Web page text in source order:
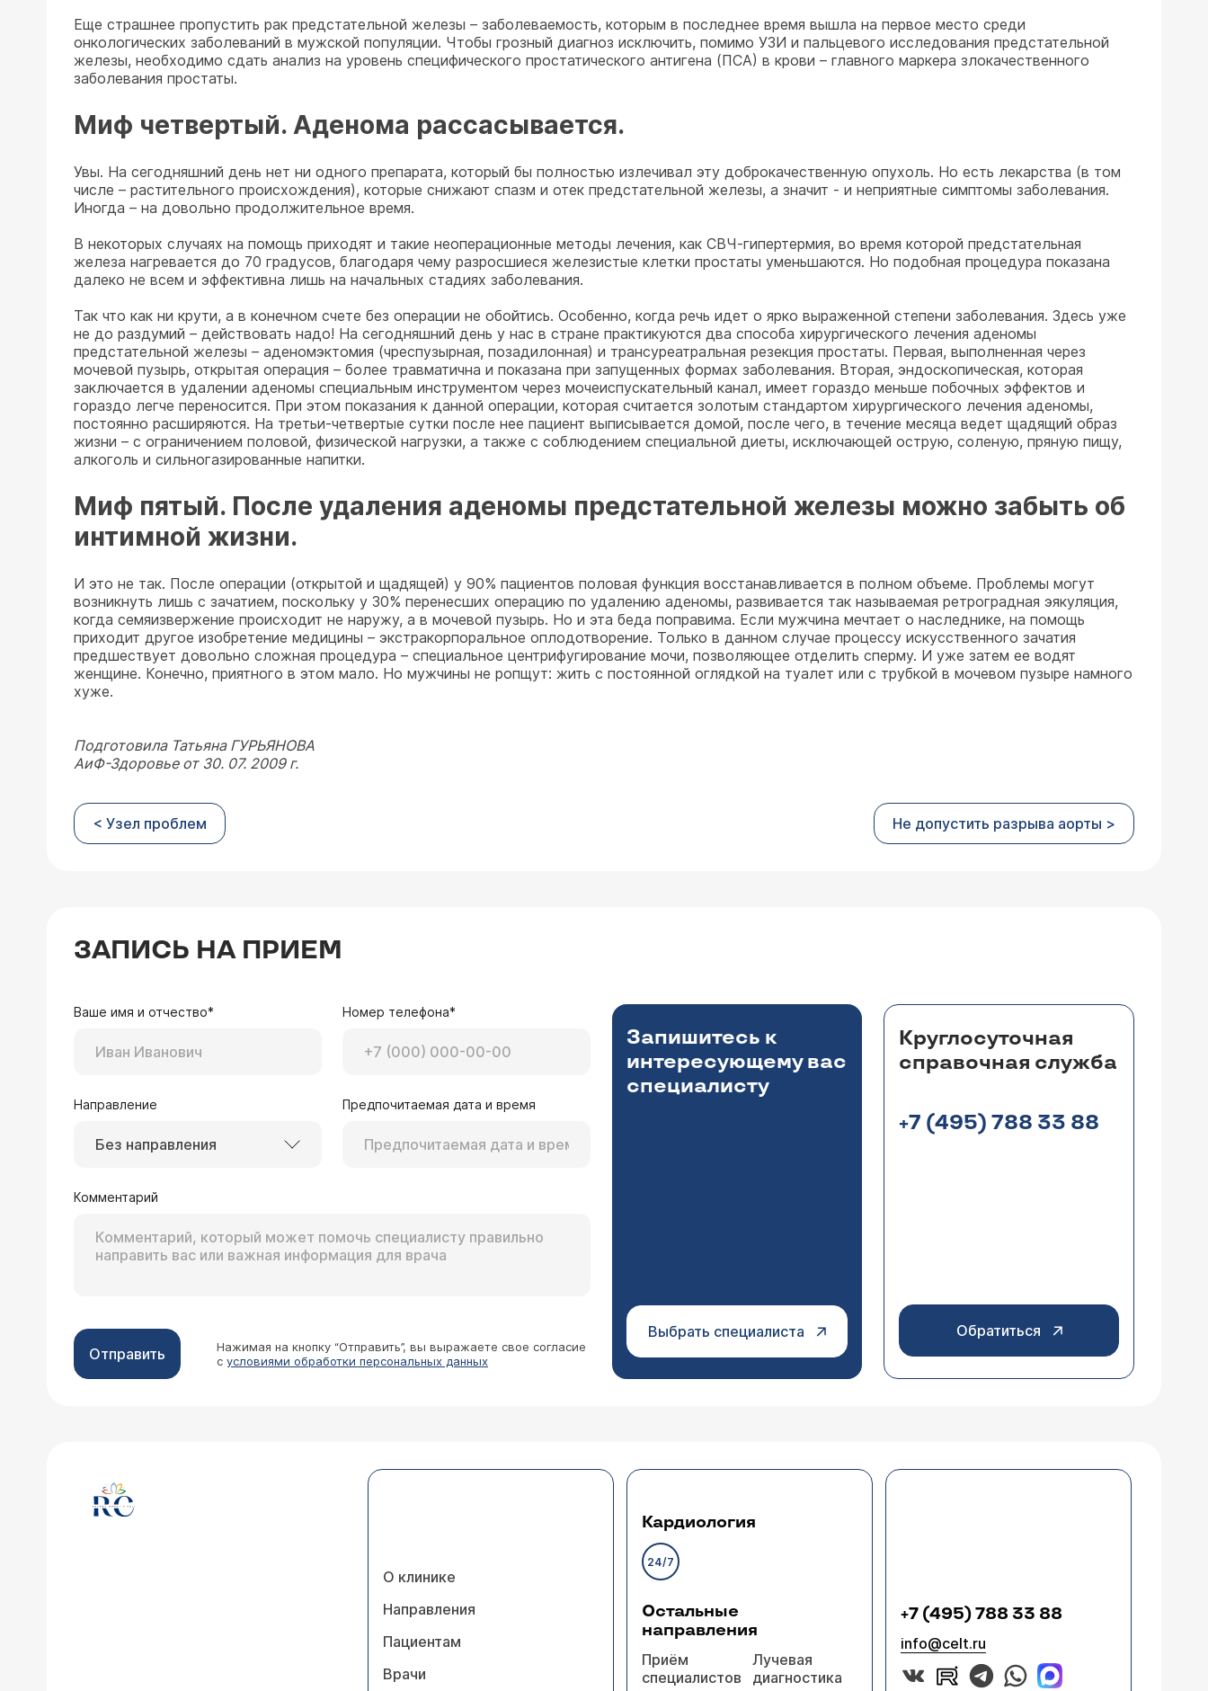
Еще страшнее пропустить рак предстательной железы – заболеваемость, которым в последнее время вышла на первое место среди
онкологических заболеваний в мужской популяции. Чтобы грозный диагноз исключить, помимо УЗИ и пальцевого исследования предстательной
железы, необходимо сдать анализ на уровень специфического простатического антигена (ПСА) в крови – главного маркера злокачественного
заболевания простаты.
Миф четвертый. Аденома рассасывается.
Увы. На сегодняшний день нет ни одного препарата, который бы полностью излечивал эту доброкачественную опухоль. Но есть лекарства (в том
числе – растительного происхождения), которые снижают спазм и отек предстательной железы, а значит - и неприятные симптомы заболевания.
Иногда – на довольно продолжительное время.
В некоторых случаях на помощь приходят и такие неоперационные методы лечения, как СВЧ-гипертермия, во время которой предстательная
железа нагревается до 70 градусов, благодаря чему разросшиеся железистые клетки простаты уменьшаются. Но подобная процедура показана
далеко не всем и эффективна лишь на начальных стадиях заболевания.
Так что как ни крути, а в конечном счете без операции не обойтись. Особенно, когда речь идет о ярко выраженной степени заболевания. Здесь уже
не до раздумий – действовать надо! На сегодняшний день у нас в стране практикуются два способа хирургического лечения аденомы
предстательной железы – аденомэктомия (чреспузырная, позадилонная) и трансуреатральная резекция простаты. Первая, выполненная через
мочевой пузырь, открытая операция – более травматична и показана при запущенных формах заболевания. Вторая, эндоскопическая, которая
заключается в удалении аденомы специальным инструментом через мочеиспускательный канал, имеет гораздо меньше побочных эффектов и
гораздо легче переносится. При этом показания к данной операции, которая считается золотым стандартом хирургического лечения аденомы,
постоянно расширяются. На третьи-четвертые сутки после нее пациент выписывается домой, после чего, в течение месяца ведет щадящий образ
жизни – с ограничением половой, физической нагрузки, а также с соблюдением специальной диеты, исключающей острую, соленую, пряную пищу,
алкоголь и сильногазированные напитки.
Миф пятый. После удаления аденомы предстательной железы можно забыть об
интимной жизни.
И это не так. После операции (открытой и щадящей) у 90% пациентов половая функция восстанавливается в полном объеме. Проблемы могут
возникнуть лишь с зачатием, поскольку у 30% перенесших операцию по удалению аденомы, развивается так называемая ретроградная эякуляция,
когда семяизвержение происходит не наружу, а в мочевой пузырь. Но и эта беда поправима. Если мужчина мечтает о наследнике, на помощь
приходит другое изобретение медицины – экстракорпоральное оплодотворение. Только в данном случае процессу искусственного зачатия
предшествует довольно сложная процедура – специальное центрифугирование мочи, позволяющее отделить сперму. И уже затем ее водят
женщине. Конечно, приятного в этом мало. Но мужчины не ропщут: жить с постоянной оглядкой на туалет или с трубкой в мочевом пузыре намного
хуже.
Подготовила Татьяна ГУРЬЯНОВА
АиФ-Здоровье от 30. 07. 2009 г.
< Узел проблем Не допустить разрыва аорты >
ЗАПИСЬ НА ПРИЕМ
Ваше имя и отчество* Номер телефона*
Направление
Без направления
Предпочитаемая дата и время
Комментарий
Отправить
Нажимая на кнопку “Отправить”, вы выражаете свое согласие
с условиями обработки персональных данных
Запишитесь к
интересующему вас
специалисту
Выбрать специалиста
Круглосуточная
справочная служба
+7 (495) 788 33 88
Обратиться
О клинике
Направления
Пациентам
Врачи
Кардиология
24/7
Остальные
направления
Приём
специалистов
Лучевая
диагностика
+7 (495) 788 33 88
info@celt.ru